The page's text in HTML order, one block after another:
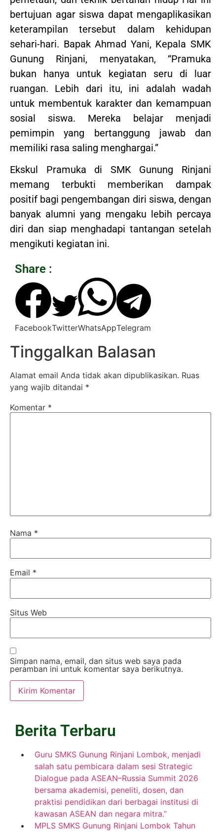
bertujuan agar siswa dapat mengaplikasikan
keterampilan tersebut dalam kehidupan
sehari-hari. Bapak Ahmad Yani, Kepala SMK
Gunung Rinjani, menyatakan, “Pramuka
bukan hanya untuk kegiatan seru di luar
ruangan. Lebih dari itu, ini adalah wadah
untuk membentuk karakter dan kemampuan
sosial siswa. Mereka belajar menjadi
pemimpin yang bertanggung jawab dan
memiliki rasa saling menghargai.”
Ekskul Pramuka di SMK Gunung Rinjani
memang terbukti memberikan dampak
positif bagi pengembangan diri siswa, dengan
banyak alumni yang mengaku lebih percaya
diri dan siap menghadapi tantangan setelah
mengikuti kegiatan ini.
Share :
FacebookTwitterWhatsAppTelegram
Tinggalkan Balasan
Alamat email Anda tidak akan dipublikasikan. Ruas
yang wajib ditandai *
Komentar *
Nama *
Email *
Situs Web
Simpan nama, email, dan situs web saya pada
peramban ini untuk komentar saya berikutnya.
Berita Terbaru
Guru SMKS Gunung Rinjani Lombok, menjadi
salah satu pembicara dalam sesi Strategic
Dialogue pada ASEAN–Russia Summit 2026
bersama akademisi, peneliti, dosen, dan
praktisi pendidikan dari berbagai institusi di
kawasan ASEAN dan negara mitra.”
MPLS SMKS Gunung Rinjani Lombok Tahun